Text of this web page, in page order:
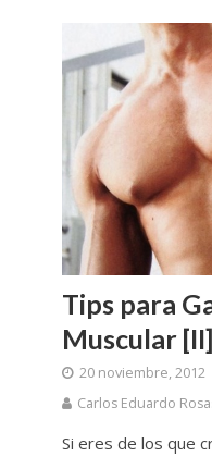
Tips para
Muscular [II]
20 noviembre, 2012
Carlos Eduardo
Si eres de los que